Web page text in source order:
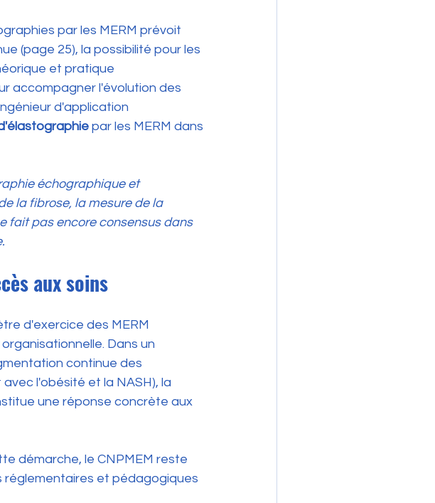
par les MERM prévoit
(page 25), la possibilité pour les
et pratique
accompagner l'évolution des
d'application
par les MERM dans
échographique et
la fibrose, la mesure de la
fait pas encore consensus dans
aux soins
d'exercice des MERM
Dans un
continue des
l'obésité et la NASH), la
une réponse concrète aux
démarche, le CNPMEM reste
réglementaires et pédagogiques